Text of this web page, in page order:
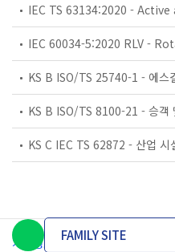
개인정보처리방침 이용약관
FAMILY SITE